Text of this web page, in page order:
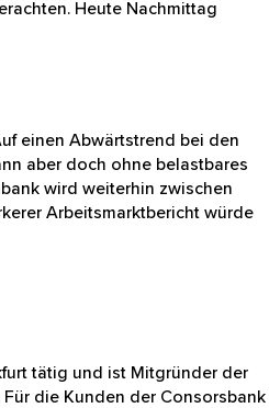
erachten. Heute
geben.
Auf einen Abwärtstrend bei
dann aber doch ohne
Notenbank wird
Acht lassen. Ein stärkerer
erreicht haben.
Anzug mit
tätig und ist Mitgründer
Für die Kunden der